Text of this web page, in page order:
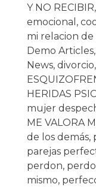
Y NO RECIBIR,
emocional ,
mi relacion de
Demo Articles,
News, divorcio,
HERIDAS
mujer
ME VALORA
de los demás,
parejas
perdon,
mismo,